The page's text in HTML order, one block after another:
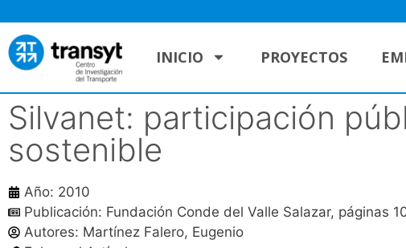
INICIO PROYECTOS
Silvanet: participación
sostenible
Año: 2010
Publicación: Fundación Conde del Valle Salazar, páginas
Autores: Martínez Falero, Eugenio